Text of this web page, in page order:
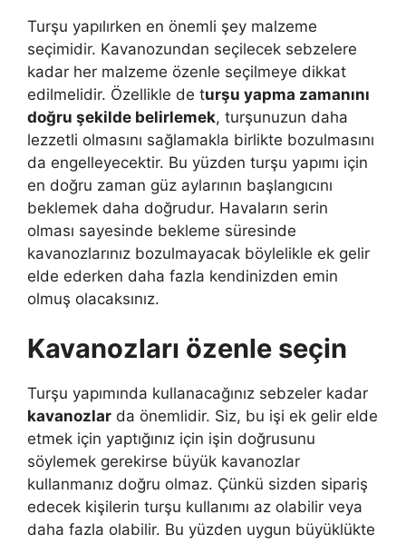
Turşu yapılırken en önemli şey malzeme
seçimidir. Kavanozundan seçilecek sebzelere
kadar her malzeme özenle seçilmeye dikkat
edilmelidir. Özellikle de turşu yapma zamanını
doğru şekilde belirlemek, turşunuzun daha
lezzetli olmasını sağlamakla birlikte bozulmasını
da engelleyecektir. Bu yüzden turşu yapımı için
en doğru zaman güz aylarının başlangıcını
beklemek daha doğrudur. Havaların serin
olması sayesinde bekleme süresinde
kavanozlarınız bozulmayacak böylelikle ek gelir
elde ederken daha fazla kendinizden emin
olmuş olacaksınız.
Kavanozları özenle seçin
Turşu yapımında kullanacağınız sebzeler kadar
kavanozlar da önemlidir. Siz, bu işi ek gelir elde
etmek için yaptığınız için işin doğrusunu
söylemek gerekirse büyük kavanozlar
kullanmanız doğru olmaz. Çünkü sizden sipariş
edecek kişilerin turşu kullanımı az olabilir veya
daha fazla olabilir. Bu yüzden uygun büyüklükte